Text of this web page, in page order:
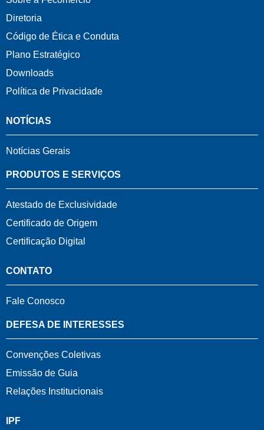
Diretoria
Código de Ética e Conduta
Plano Estratégico
Downloads
Política de Privacidade
NOTÍCIAS
Notícias Gerais
PRODUTOS E SERVIÇOS
Atestado de Exclusividade
Certificado de Origem
Certificação Digital
CONTATO
Fale Conosco
DEFESA DE INTERESSES
Convenções Coletivas
Emissão de Guia
Relações Institucionais
IPF